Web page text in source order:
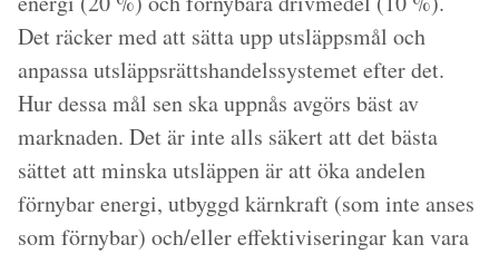
Det räcker med att sätta upp utsläppsmål och
anpassa utsläppsrättshandelssystemet efter det.
Hur dessa mål sen ska uppnås avgörs bäst av
marknaden. Det är inte alls säkert att det bästa
sättet att minska utsläppen är att öka andelen
förnybar energi, utbyggd kärnkraft (som inte anses
som förnybar) och/eller effektiviseringar kan vara